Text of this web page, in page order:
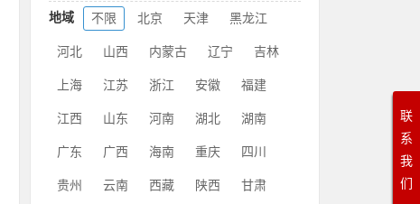
地域 不限 北京 天津 黑龙江
河北 山西 内蒙古 辽宁 吉林
上海 江苏 浙江 安徽 福建
江西 山东 河南 湖北 湖南
广东 广西 海南 重庆 四川
贵州 云南 西藏 陕西 甘肃
联
系
我
们